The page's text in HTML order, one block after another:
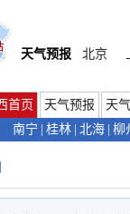
天气预报 北京
首页 天气预报
天
南宁
桂林 北海 柳